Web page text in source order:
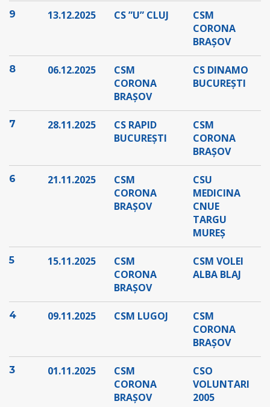
9 13.12.2025 CS ”U” CLUJ
CSM
CORONA
BRAȘOV
8 06.12.2025
CSM
CORONA
BRAȘOV
CS DINAMO
BUCUREȘTI
7 28.11.2025
CS RAPID
BUCUREȘTI
CSM
CORONA
BRAȘOV
6 21.11.2025
CSM
CORONA
BRAȘOV
CSU
MEDICINA
CNUE
TARGU
MUREȘ
5 15.11.2025
CSM
CORONA
BRAȘOV
CSM VOLEI
ALBA BLAJ
4 09.11.2025 CSM LUGOJ
CSM
CORONA
BRAȘOV
3 01.11.2025
CSM
CORONA
BRAȘOV
CSO
VOLUNTARI
2005